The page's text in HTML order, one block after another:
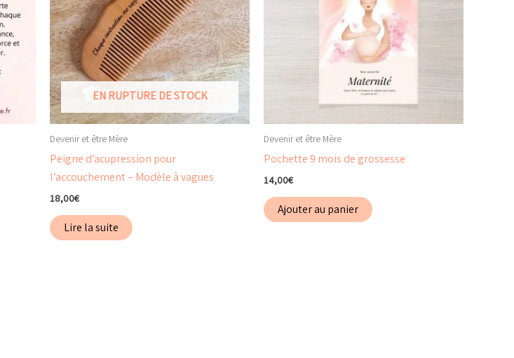
EN RUPTURE DE STOCK
Devenir et être Mère
Peigne d’acupression pour
l’accouchement – Modèle à vagues
18,00€
Lire la suite
Devenir et être Mère
Pochette 9 mois de grossesse
14,00€
Ajouter au panier